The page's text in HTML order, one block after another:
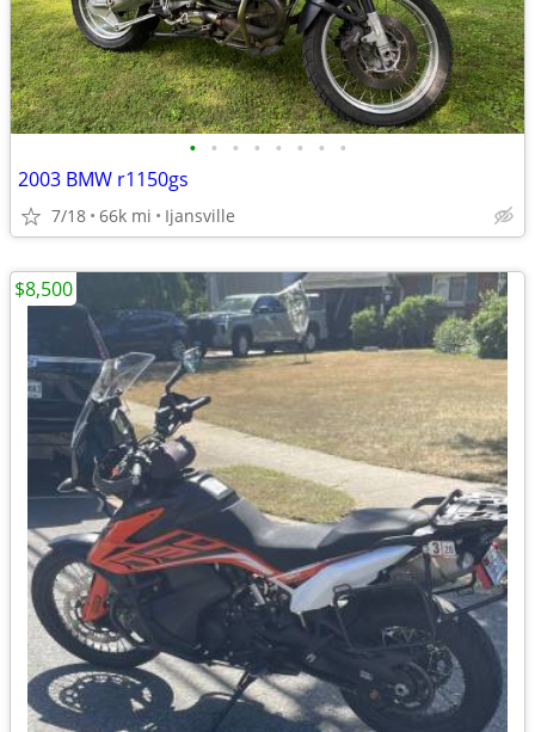
• • • • • • • •
2003 BMW r1150gs
7/18 66k mi Ijansville
$8,500